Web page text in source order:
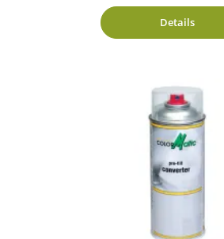
Details